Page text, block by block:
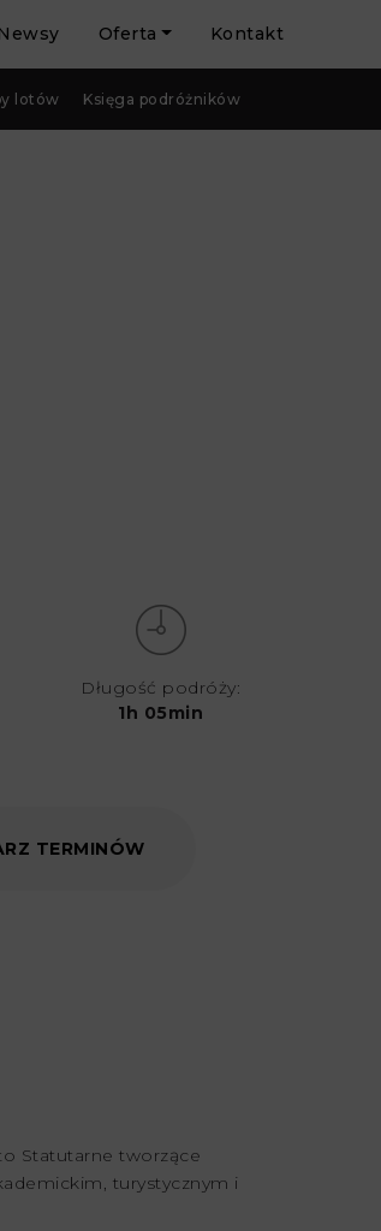
Newsy Oferta Kontakt
lotów Księga podróżników
Długość podróży:
1h 05min
TERMINÓW
Statutarne tworzące
turystycznym i